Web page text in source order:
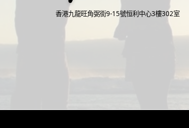
香港九龍旺角弼街9-15號恒利中心3樓302室